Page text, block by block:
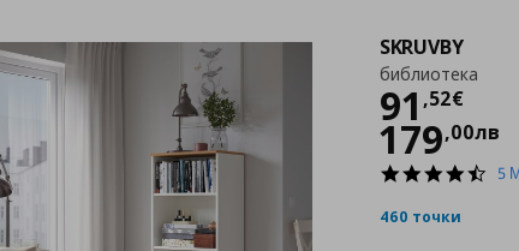
SKRUVBY
библиотека
91 ,52€
Цена
179,00лв
4.6
5
460 точки